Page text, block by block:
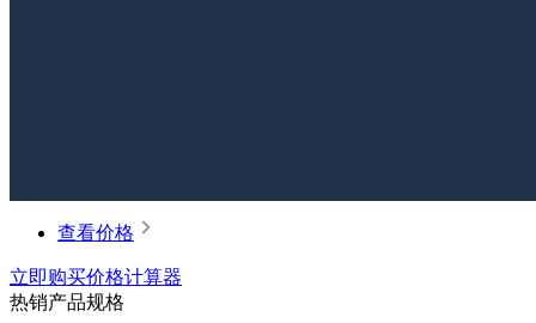
查看价格
立即购买价格计算器
热销产品规格